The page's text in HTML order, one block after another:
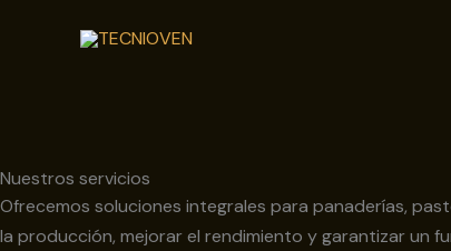
Nuestros servicios
Ofrecemos soluciones integrales para panaderías,
la producción, mejorar el rendimiento y garantizar un